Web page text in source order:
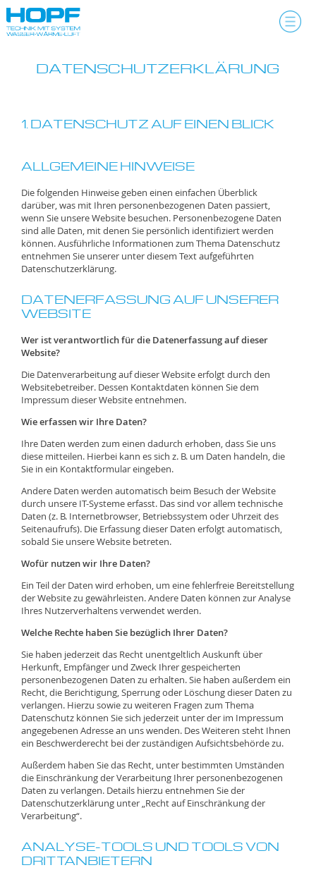
Skip
to
content
DATENSCHUTZERKLÄRUNG
1. DATENSCHUTZ AUF EINEN BLICK
ALLGEMEINE HINWEISE
Die folgenden Hinweise geben einen einfachen Überblick
darüber, was mit Ihren personenbezogenen Daten passiert,
wenn Sie unsere Website besuchen. Personenbezogene Daten
sind alle Daten, mit denen Sie persönlich identifiziert werden
können. Ausführliche Informationen zum Thema Datenschutz
entnehmen Sie unserer unter diesem Text aufgeführten
Datenschutzerklärung.
DATENERFASSUNG AUF UNSERER
WEBSITE
Wer ist verantwortlich für die Datenerfassung auf dieser
Website?
Die Datenverarbeitung auf dieser Website erfolgt durch den
Websitebetreiber. Dessen Kontaktdaten können Sie dem
Impressum dieser Website entnehmen.
Wie erfassen wir Ihre Daten?
Ihre Daten werden zum einen dadurch erhoben, dass Sie uns
diese mitteilen. Hierbei kann es sich z. B. um Daten handeln, die
Sie in ein Kontaktformular eingeben.
Andere Daten werden automatisch beim Besuch der Website
durch unsere IT-Systeme erfasst. Das sind vor allem technische
Daten (z. B. Internetbrowser, Betriebssystem oder Uhrzeit des
Seitenaufrufs). Die Erfassung dieser Daten erfolgt automatisch,
sobald Sie unsere Website betreten.
Wofür nutzen wir Ihre Daten?
Ein Teil der Daten wird erhoben, um eine fehlerfreie Bereitstellung
der Website zu gewährleisten. Andere Daten können zur Analyse
Ihres Nutzerverhaltens verwendet werden.
Welche Rechte haben Sie bezüglich Ihrer Daten?
Sie haben jederzeit das Recht unentgeltlich Auskunft über
Herkunft, Empfänger und Zweck Ihrer gespeicherten
personenbezogenen Daten zu erhalten. Sie haben außerdem ein
Recht, die Berichtigung, Sperrung oder Löschung dieser Daten zu
verlangen. Hierzu sowie zu weiteren Fragen zum Thema
Datenschutz können Sie sich jederzeit unter der im Impressum
angegebenen Adresse an uns wenden. Des Weiteren steht Ihnen
ein Beschwerderecht bei der zuständigen Aufsichtsbehörde zu.
Außerdem haben Sie das Recht, unter bestimmten Umständen
die Einschränkung der Verarbeitung Ihrer personenbezogenen
Daten zu verlangen. Details hierzu entnehmen Sie der
Datenschutzerklärung unter „Recht auf Einschränkung der
Verarbeitung“.
ANALYSE-TOOLS UND TOOLS VON
DRITTANBIETERN